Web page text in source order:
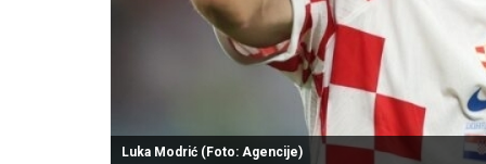
Luka Modrić (Foto: Agencije)